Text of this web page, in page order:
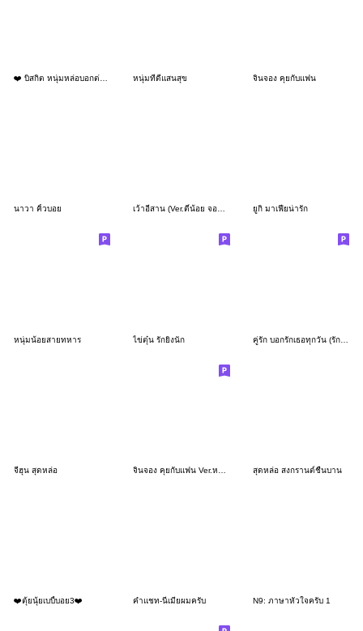
หนุ่มที่ดีแสนสุข จินจอง คุยกับแฟน
นาวา คิ้วบอย เว้าอีสาน (Ver.ตี๋น้อย จอมป่วน) ยูกิ มาเฟียน่ารัก
หนุ่มน้อยสายทหาร ไข่ตุ๋น รักยิ่งนัก คู่รัก บอกรักเธอทุกวัน (รักตลอดไป) Big
จีฮุน สุดหล่อ สุดหล่อ สงกรานต์ชื่นบาน
❤️ตุ้ยนุ้ยเบบี้บอย3❤️ คำแชท-นี่เมียผมครับ N9: ภาษาหัวใจครับ 1